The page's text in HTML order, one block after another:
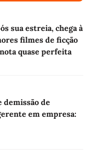
sua estreia, chega à
filmes de ficção
quase perfeita
demissão de
em empresa: